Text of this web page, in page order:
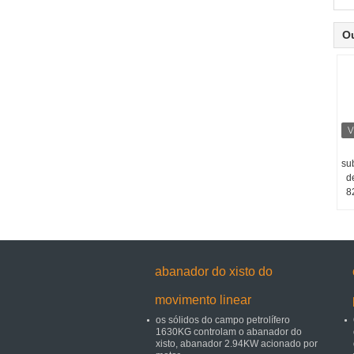
abanador do xisto do
movimento linear
os sólidos do campo petrolífero
1630KG controlam o abanador do
xisto, abanador 2.94KW acionado por